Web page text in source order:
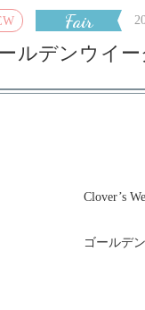
Fair
ルデンウイー
Clover’s
ゴールデ